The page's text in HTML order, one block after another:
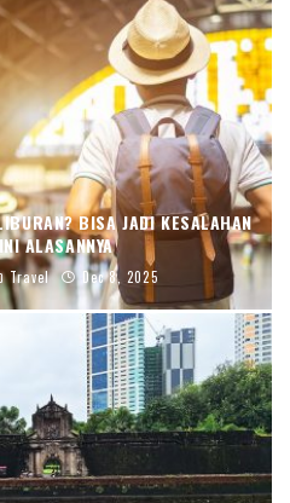
BISA JADI KESALAHAN
ALASANNYA
Travel Dec 8, 2025